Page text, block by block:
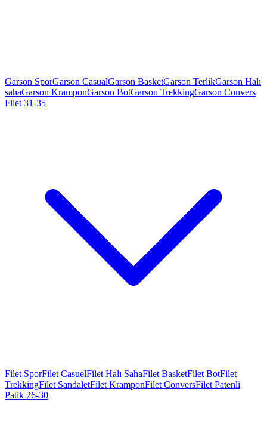
Garson SporGarson CasualGarson BasketGarson TerlikGarson Halı
sahaGarson KramponGarson BotGarson TrekkingGarson Convers
Filet 31-35
Filet SporFilet CasuelFilet Halı SahaFilet BasketFilet BotFilet
TrekkingFilet SandaletFilet KramponFilet ConversFilet Patenli
Patik 26-30